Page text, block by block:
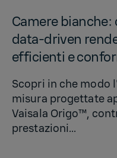
Camere
data-driven
efficienti e
Scopri in che modo
misura progettate
Vaisala Origo™,
prestazioni...